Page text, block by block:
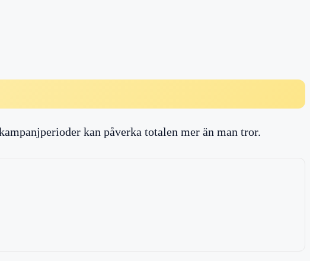
kan påverka totalen mer än man tror.